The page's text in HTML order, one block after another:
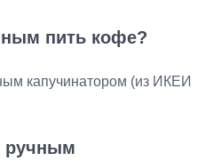
пить кофе?
ручным